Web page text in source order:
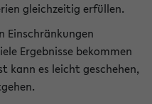
gleichzeitig erfüllen.
Einschränkungen
Ergebnisse bekommen
kann es leicht geschehen,